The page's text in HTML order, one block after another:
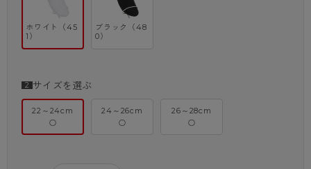
ホワイト（45
1）
ブラック（48
0）
サイズを選ぶ
22～24cm
○
24～26cm
○
26～28cm
○